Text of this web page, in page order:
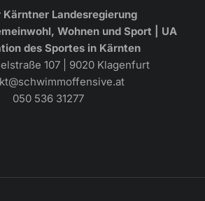
Kärntner Landesregierung
Wohnen und Sport | UA
des Sportes in Kärnten
107 | 9020 Klagenfurt
050 536 31277